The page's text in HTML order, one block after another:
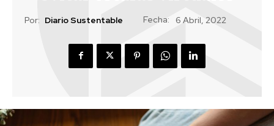
Por: Diario Sustentable Fecha: 6 Abril, 2022